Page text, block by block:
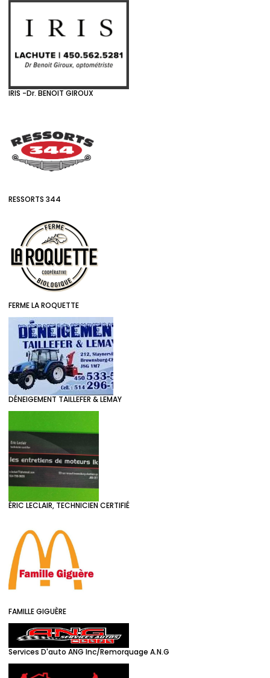
IRIS -Dr. BENOIT GIROUX
RESSORTS 344
FERME LA ROQUETTE
DÉNEIGEMENT TAILLEFER & LEMAY
ÉRIC LECLAIR, TECHNICIEN CERTIFIÉ
FAMILLE GIGUÈRE
Services D'auto ANG Inc/Remorquage A.N.G